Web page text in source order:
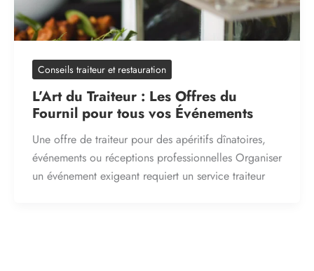
Conseils traiteur et restauration
L’Art du Traiteur : Les Offres du
Fournil pour tous vos Événements
Une offre de traiteur pour des apéritifs dînatoires,
événements ou réceptions professionnelles Organiser
un événement exigeant requiert un service traiteur